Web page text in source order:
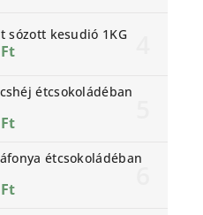
sózott kesudió 1KG
étcsokoládéban
étcsokoládéban